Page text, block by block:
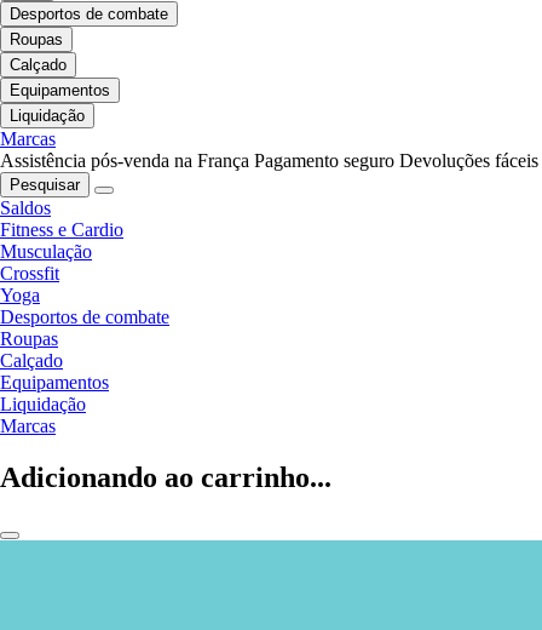
Desportos de combate
Roupas
Calçado
Equipamentos
Liquidação
Marcas
Assistência pós-venda na França Pagamento seguro Devoluções fáceis
Pesquisar
Saldos
Fitness e Cardio
Musculação
Crossfit
Yoga
Desportos de combate
Roupas
Calçado
Equipamentos
Liquidação
Marcas
Adicionando ao carrinho...